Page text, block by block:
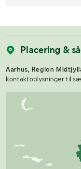
Placering &
Aarhus, Region
kontaktoplysninger til